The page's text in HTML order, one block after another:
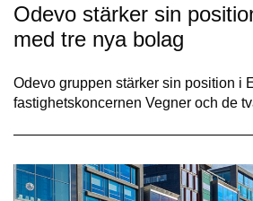
Odevo stärker sin
med tre nya bolag
Odevo gruppen stärker sin position i
fastighetskoncernen Vegner och de